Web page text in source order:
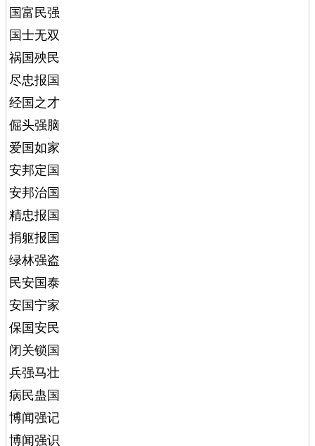
国富民强
国士无双
祸国殃民
尽忠报国
经国之才
倔头强脑
爱国如家
安邦定国
安邦治国
精忠报国
捐躯报国
绿林强盗
民安国泰
安国宁家
保国安民
闭关锁国
兵强马壮
病民蛊国
博闻强记
博闻强识